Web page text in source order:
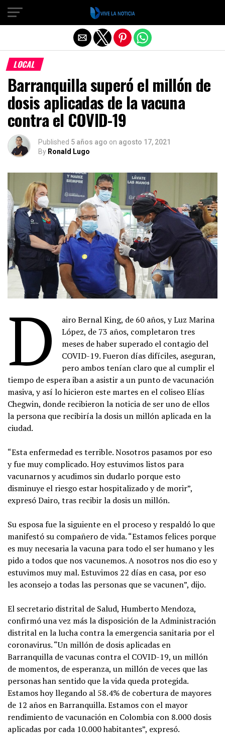
LOCAL
Barranquilla superó el millón de
dosis aplicadas de la vacuna
contra el COVID-19
Published 5 años ago on agosto 17, 2021
By Ronald Lugo
D
airo Bernal King, de 60 años, y Luz Marina
López, de 73 años, completaron tres
meses de haber superado el contagio del
COVID-19. Fueron días difíciles, aseguran,
pero ambos tenían claro que al cumplir el
tiempo de espera iban a asistir a un punto de vacunación
masiva, y así lo hicieron este martes en el coliseo Elías
Chegwin, donde recibieron la noticia de ser uno de ellos
la persona que recibiría la dosis un millón aplicada en la
ciudad.
“Esta enfermedad es terrible. Nosotros pasamos por eso
y fue muy complicado. Hoy estuvimos listos para
vacunarnos y acudimos sin dudarlo porque esto
disminuye el riesgo estar hospitalizado y de morir”,
expresó Dairo, tras recibir la dosis un millón.
Su esposa fue la siguiente en el proceso y respaldó lo que
manifestó su compañero de vida. “Estamos felices porque
es muy necesaria la vacuna para todo el ser humano y les
pido a todos que nos vacunemos. A nosotros nos dio eso y
estuvimos muy mal. Estuvimos 22 días en casa, por eso
les aconsejo a todas las personas que se vacunen”, dijo.
El secretario distrital de Salud, Humberto Mendoza,
confirmó una vez más la disposición de la Administración
distrital en la lucha contra la emergencia sanitaria por el
coronavirus. “Un millón de dosis aplicadas en
Barranquilla de vacunas contra el COVID-19, un millón
de momentos, de esperanza, un millón de veces que las
personas han sentido que la vida queda protegida.
Estamos hoy llegando al 58.4% de cobertura de mayores
de 12 años en Barranquilla. Estamos con el mayor
rendimiento de vacunación en Colombia con 8.000 dosis
aplicadas por cada 10.000 habitantes”, expresó.
Salir de la versión móvil